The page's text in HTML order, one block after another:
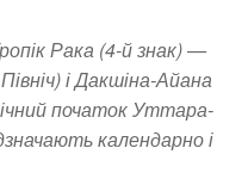
Рака (4-й знак) —
і Дакшіна-Айана
початок Уттара-
календарно і